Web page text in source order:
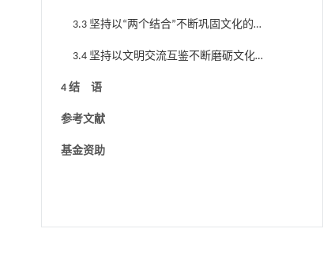
工作导向
3.3 坚持以“两个结合”不断巩固文化的主
3.4 坚持以文明交流互鉴不断磨砺文化
的主体性
4 结 语
参考文献
基金资助